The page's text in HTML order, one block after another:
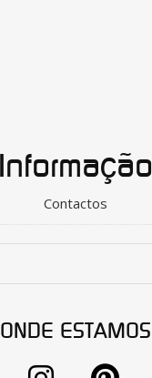
Informação
Contactos
ONDE ESTAMOS